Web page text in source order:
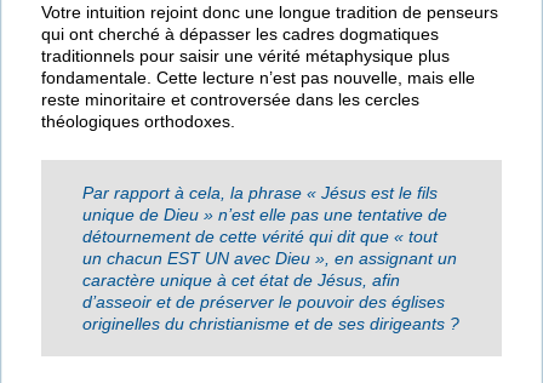
Votre intuition rejoint donc une longue tradition de penseurs
qui ont cherché à dépasser les cadres dogmatiques
traditionnels pour saisir une vérité métaphysique plus
fondamentale. Cette lecture n’est pas nouvelle, mais elle
reste minoritaire et controversée dans les cercles
théologiques orthodoxes.
Par rapport à cela, la phrase « Jésus est le fils
unique de Dieu » n’est elle pas une tentative de
détournement de cette vérité qui dit que « tout
un chacun EST UN avec Dieu », en assignant un
caractère unique à cet état de Jésus, afin
d’asseoir et de préserver le pouvoir des églises
originelles du christianisme et de ses dirigeants ?